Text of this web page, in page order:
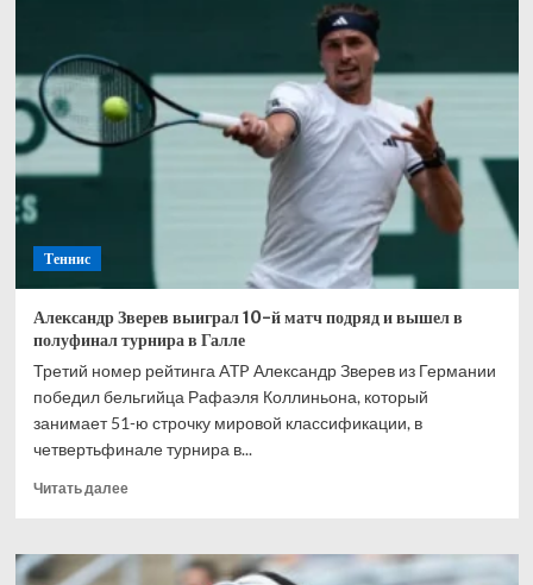
40
000
долларов
за
Теннис
Александр Зверев выиграл 10-й матч подряд и вышел в
полуфинал турнира в Галле
Третий номер рейтинга ATP Александр Зверев из Германии
победил бельгийца Рафаэля Коллиньона, который
занимает 51-ю строчку мировой классификации, в
четвертьфинале турнира в...
Читать далееПрочитать
Александр